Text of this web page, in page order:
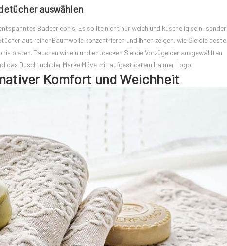
auswählen
Badeerlebnis. Es sollte nicht nur weich und kuschelig sein,
aus reiner Baumwolle konzentrieren und Ihnen zeigen, wie Sie die
bieten. Tauchen wir ein und entdecken Sie die Vorzüge der ausgewählten
das Duschtuch der Marke Möve mit aufgesticktem La mer Logo.
Komfort und Weichheit